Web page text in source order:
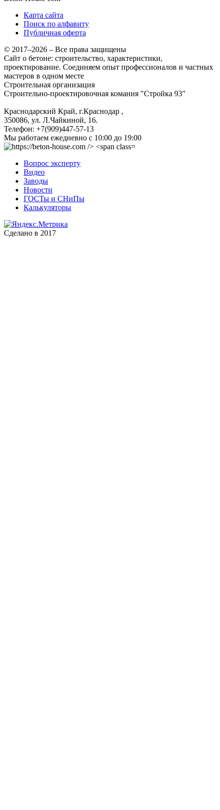
Карта сайта
Поиск по алфавиту
Публичная оферта
© 2017–2026 – Все права защищены
Сайт о бетоне: строительство, характеристики,
проектирование. Соединяем опыт профессионалов и частных
мастеров в одном месте
Строительная организация
Строительно-проектировочная комания "Стройка 93"
Краснодарский Край, г.Краснодар ,
350086, ул. Л.Чайкиной, 16.
Телефон: +7(909)447-57-13
Мы работаем ежедневно с 10:00 до 19:00
Вопрос эксперту
Видео
Заводы
Новости
ГОСТы и СНиПы
Калькуляторы
Сделано в 2017